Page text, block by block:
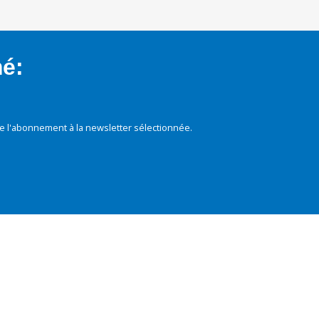
l'abonnement à la newsletter sélectionnée.